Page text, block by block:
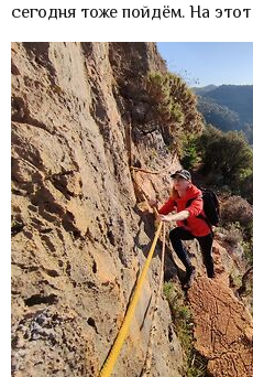
сегодня тоже пойдём. На